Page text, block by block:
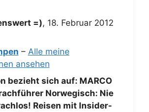
=), 18. Februar 2012
– Alle meine
ansehen
bezieht sich auf: MARCO
Norwegisch: Nie
Reisen mit Insider-